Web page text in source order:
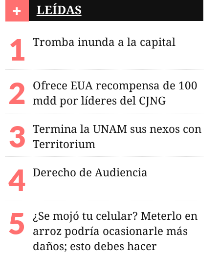
+ LEÍDAS
Tromba inunda a la capital
Ofrece EUA recompensa de 100
mdd por líderes del CJNG
Termina la UNAM sus nexos con
Territorium
Derecho de Audiencia
¿Se mojó tu celular? Meterlo en
arroz podría ocasionarle más
daños; esto debes hacer